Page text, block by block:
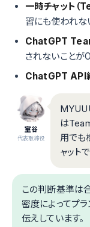
一時チャット
習にも使われな
ChatGPT
されないことが
ChatGPT API
室谷
代表取締役
は
用でも
ャット
この判断基準は
密度によってプ
伝えしています。